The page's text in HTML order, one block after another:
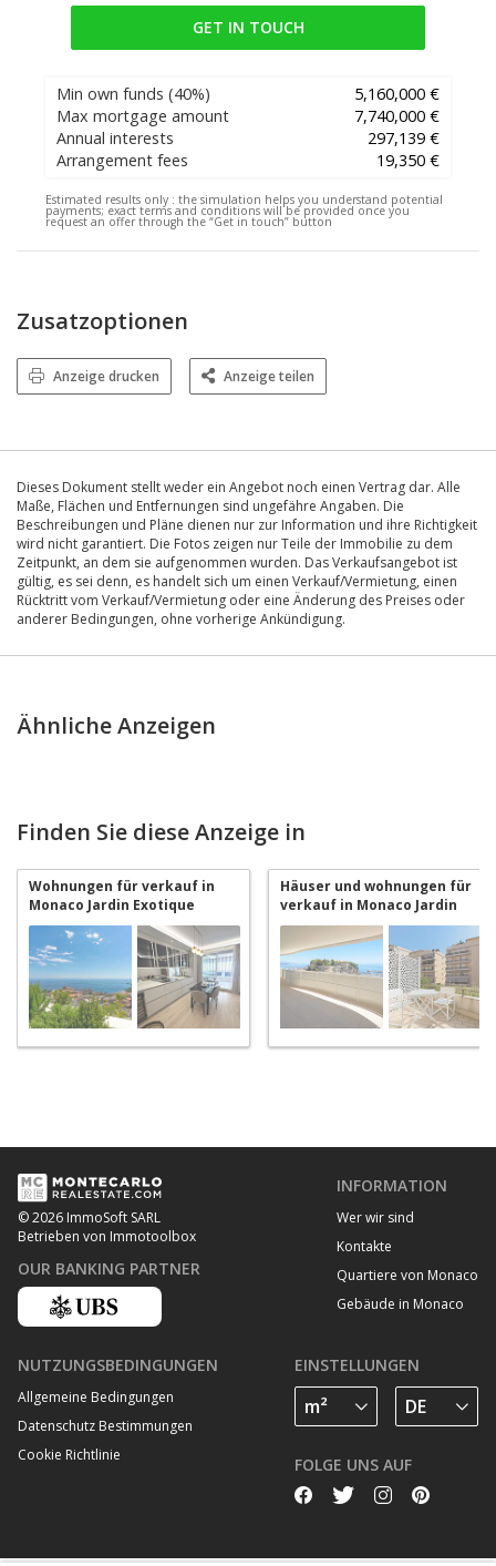
GET IN TOUCH
Min own funds (40%)
5,160,000 €
Max mortgage amount
7,740,000 €
Annual interests
297,139 €
Arrangement fees
19,350 €
Estimated results only : the simulation helps you understand potential
payments; exact terms and conditions will be provided once you
request an offer through the “Get in touch” button
Zusatzoptionen
Anzeige drucken Anzeige teilen
Dieses Dokument stellt weder ein Angebot noch einen Vertrag dar. Alle
Maße, Flächen und Entfernungen sind ungefähre Angaben. Die
Beschreibungen und Pläne dienen nur zur Information und ihre Richtigkeit
wird nicht garantiert. Die Fotos zeigen nur Teile der Immobilie zu dem
Zeitpunkt, an dem sie aufgenommen wurden. Das Verkaufsangebot ist
gültig, es sei denn, es handelt sich um einen Verkauf/Vermietung, einen
Rücktritt vom Verkauf/Vermietung oder eine Änderung des Preises oder
anderer Bedingungen, ohne vorherige Ankündigung.
Ähnliche Anzeigen
Finden Sie diese Anzeige in
Wohnungen für verkauf in
Monaco Jardin Exotique
Häuser und wohnungen für
verkauf in Monaco Jardin
Exotique
© 2026 ImmoSoft SARL
Betrieben von Immotoolbox
OUR BANKING PARTNER
INFORMATION
Wer wir sind
Kontakte
Quartiere von Monaco
Gebäude in Monaco
NUTZUNGSBEDINGUNGEN
Allgemeine Bedingungen
Datenschutz Bestimmungen
Cookie Richtlinie
EINSTELLUNGEN
FOLGE UNS AUF